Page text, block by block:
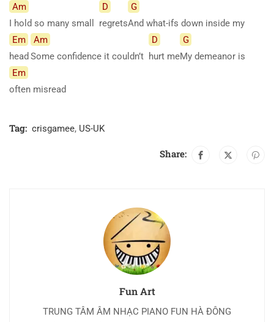
Am
I hold so many small
D
regrets
G
And what-ifs down inside my
Em
head
Am
Some confidence it couldn’t
D
hurt me
G
My demeanor is
Em
often misread
Tag: crisgamee, US-UK
Share:
Fun Art
TRUNG TÂM ÂM NHẠC PIANO FUN HÀ ĐÔNG